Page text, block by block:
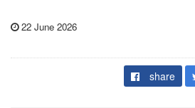
22 June 2026
share